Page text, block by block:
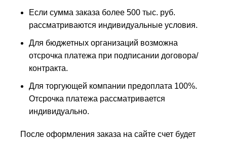
Если сумма заказа более 500 тыс. руб.
рассматриваются индивидуальные условия.
Для бюджетных организаций возможна
отсрочка платежа при подписании договора/
контракта.
Для торгующей компании предоплата 100%.
Отсрочка платежа рассматривается
индивидуально.
После оформления заказа на сайте счет будет